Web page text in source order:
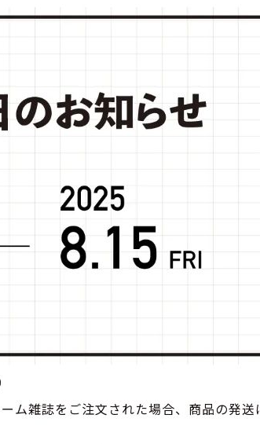
ム雑誌をご注文された場合、商品の発送